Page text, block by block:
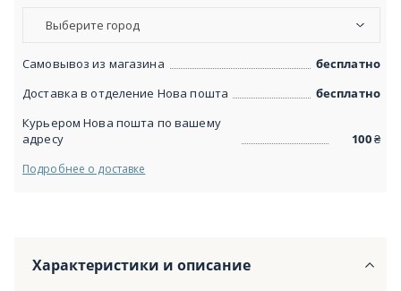
Выберите город
Самовывоз из магазина
бесплатно
Доставка в отделение Нова пошта
бесплатно
Курьером Нова пошта по вашему
адресу
100₴
Подробнее о доставке
Характеристики и описание